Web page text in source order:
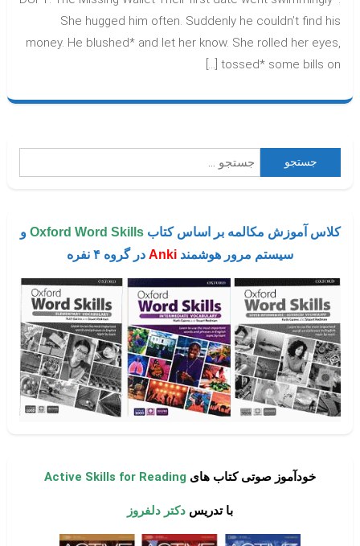
She hugged him often. Suddenly he couldn’t find his
money. He blushed* and let her know. She rolled her eyes,
tossed* some bills on […]
جستجو
برای:
کلاس آموزش مکالمه بر اساس کتابOxford Word Skills و
سیستم مرور هوشمند Anki در گروه ۴ نفره
خودآموز صوتی کتاب های Active Skills for Reading
با تدریس دکتر دلفروز